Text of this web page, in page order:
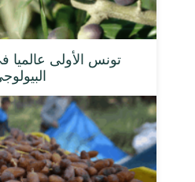
تونس الأولى عالميا